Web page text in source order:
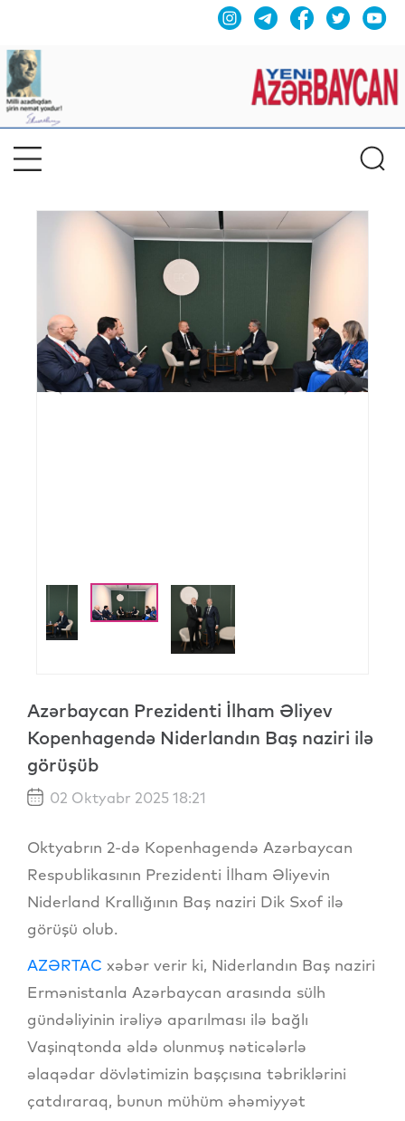
Previous
Azərbaycan Prezidenti İlham Əliyev
Kopenhagendə Niderlandın Baş naziri ilə
görüşüb
02 Oktyabr 2025 18:21
Oktyabrın 2-də Kopenhagendə Azərbaycan
Respublikasının Prezidenti İlham Əliyevin
Niderland Krallığının Baş naziri Dik Sxof ilə
görüşü olub.
AZƏRTAC xəbər verir ki, Niderlandın Baş naziri
Ermənistanla Azərbaycan arasında sülh
gündəliyinin irəliyə aparılması ilə bağlı
Vaşinqtonda əldə olunmuş nəticələrlə
əlaqədar dövlətimizin başçısına təbriklərini
çatdıraraq, bunun mühüm əhəmiyyət